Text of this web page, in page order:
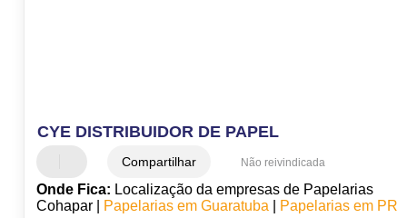
CYE DISTRIBUIDOR DE PAPEL
Compartilhar Não reivindicada
Onde Fica: Localização da empresas de Papelarias
Cohapar |
Papelarias em Guaratuba|
Papelarias em PR